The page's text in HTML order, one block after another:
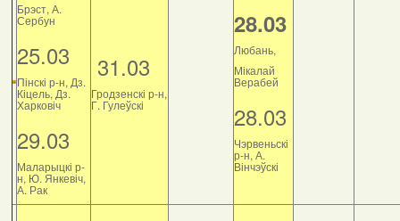
Брэст, А.
Сербун
25.03
Пінскі р-н, Дз.
Кіцель, Дз.
Харковіч
29.03
Маларыцкі р-
н, Ю. Янкевіч,
А. Рак
31.03
Гродзенскі р-н,
Г. Гулеўскі
28.03
Любань,
Мікалай
Верабей
28.03
Чэрвеньскі
р-н, А.
Вінчэўскі